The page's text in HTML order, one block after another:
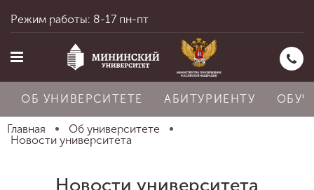
Режим работы: 8-17 пн-пт
ОБ УНИВЕРСИТЕТЕ АБИТУРИЕНТУ
Главная
Об университете
Новости университета
Новости университета